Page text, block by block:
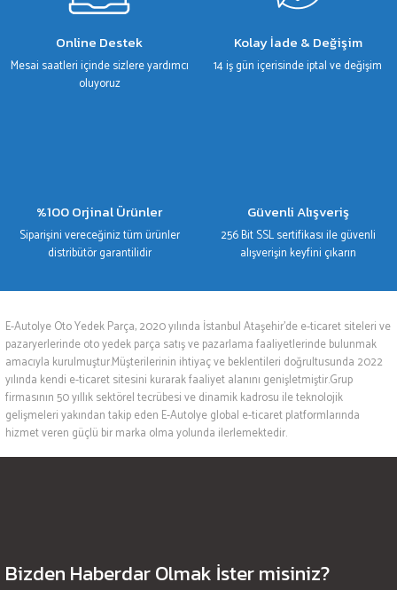
Online Destek
Mesai saatleri içinde sizlere yardımcı
oluyoruz
Kolay İade & Değişim
14 iş gün içerisinde iptal ve değişim
%100 Orjinal Ürünler
Siparişini vereceğiniz tüm ürünler
distribütör garantilidir
Güvenli Alışveriş
256 Bit SSL sertifikası ile güvenli
alışverişin keyfini çıkarın
E-Autolye Oto Yedek Parça, 2020 yılında İstanbul Ataşehir’de e-ticaret siteleri ve
pazaryerlerinde oto yedek parça satış ve pazarlama faaliyetlerinde bulunmak
amacıyla kurulmuştur.Müşterilerinin ihtiyaç ve beklentileri doğrultusunda 2022
yılında kendi e-ticaret sitesini kurarak faaliyet alanını genişletmiştir.Grup
firmasının 50 yıllık sektörel tecrübesi ve dinamik kadrosu ile teknolojik
gelişmeleri yakından takip eden E-Autolye global e-ticaret platformlarında
hizmet veren güçlü bir marka olma yolunda ilerlemektedir.
Bizden Haberdar Olmak İster misiniz?